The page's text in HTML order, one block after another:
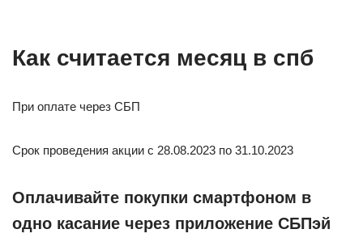
Как считается месяц в спб
При оплате через СБП
Срок проведения акции с 28.08.2023 по 31.10.2023
Оплачивайте покупки смартфоном в
одно касание через приложение СБПэй